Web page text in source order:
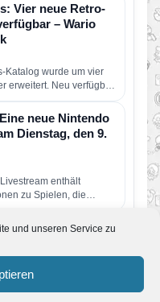
und unseren Service zu
Vier neue Retro-
– Wario
Katalog wurde um vier
erweitert. Neu verfügbar
Wario Land: Super…
neue Nintendo
Dienstag, den 9.
enthält
zu Spielen, die
Direct findet
Tagen die nächste